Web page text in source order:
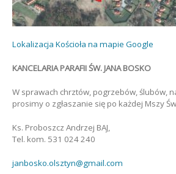
Lokalizacja Kościoła na mapie Google
KANCELARIA PARAFII ŚW. JANA BOSKO
W sprawach chrztów, pogrzebów, ślubów,
prosimy o zgłaszanie się po każdej Mszy
Ks. Proboszcz Andrzej BAJ,
Tel. kom. 531 024 240
janbosko.olsztyn@gmail.com